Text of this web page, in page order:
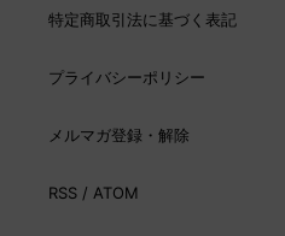
特定商取引法に基づく表記
プライバシーポリシー
メルマガ登録・解除
RSS / ATOM